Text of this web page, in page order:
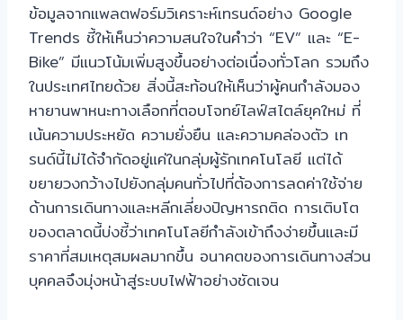
ข้อมูลจากแพลตฟอร์มวิเคราะห์เทรนด์อย่าง Google
Trends ชี้ให้เห็นว่าความสนใจในคำว่า “EV” และ “E-
Bike” มีแนวโน้มเพิ่มสูงขึ้นอย่างต่อเนื่องทั่วโลก รวมถึง
ในประเทศไทยด้วย สิ่งนี้สะท้อนให้เห็นว่าผู้คนกำลังมอง
หายานพาหนะทางเลือกที่ตอบโจทย์ไลฟ์สไตล์ยุคใหม่ ที่
เน้นความประหยัด ความยั่งยืน และความคล่องตัว เท
รนด์นี้ไม่ได้จำกัดอยู่แค่ในกลุ่มผู้รักเทคโนโลยี แต่ได้
ขยายวงกว้างไปยังกลุ่มคนทั่วไปที่ต้องการลดค่าใช้จ่าย
ด้านการเดินทางและหลีกเลี่ยงปัญหารถติด การเติบโต
ของตลาดนี้บ่งชี้ว่าเทคโนโลยีกำลังเข้าถึงง่ายขึ้นและมี
ราคาที่สมเหตุสมผลมากขึ้น อนาคตของการเดินทางส่วน
บุคคลจึงมุ่งหน้าสู่ระบบไฟฟ้าอย่างชัดเจน